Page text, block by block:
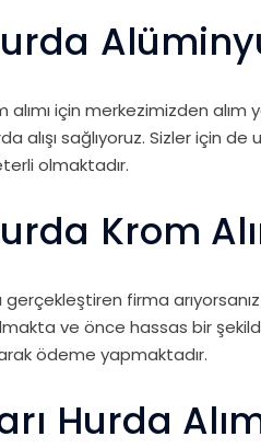
için merkezimizden alım
alışı sağlıyoruz. Sizler için
olmaktadır.
Krom
gerçekleştiren firma
ve önce hassas bir
ödeme yapmaktadır.
Hurda